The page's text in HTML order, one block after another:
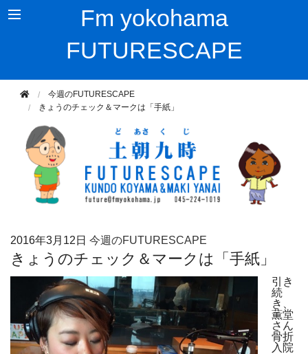
Fm yokohama
FUTURESCAPE
今週のFUTURESCAPE
きょうのチェック＆マークは「手紙」
2016年3月12日 今週のFUTURESCAPE
きょうのチェック＆マークは「手紙」
引き
続
き、
薫堂
さん
骨折
入院